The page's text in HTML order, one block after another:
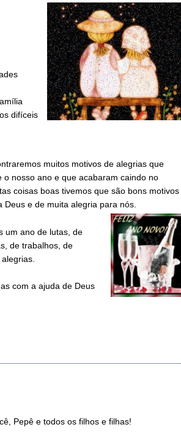
difíceis
muitos motivos de alegrias que
o nosso ano e que acabaram caindo no
coisas boas tivemos que são bons motivos
Deus e de muita alegria para nós.
um ano de lutas, de
de trabalhos, de
com a ajuda de Deus
Pepê e todos os filhos e filhas!